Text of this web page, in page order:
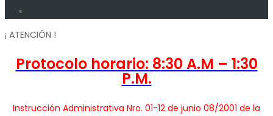
¡ ATENCIÓN !
Protocolo horario: 8:30 A.M – 1:30
P.M.
Instrucción Administrativa Nro. 01-12 de junio 08/2001 de la